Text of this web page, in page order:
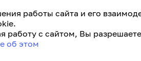
на 1 месяц
(рассрочки) сроком
работы сайта и его
работу с сайтом, Вы
об этом